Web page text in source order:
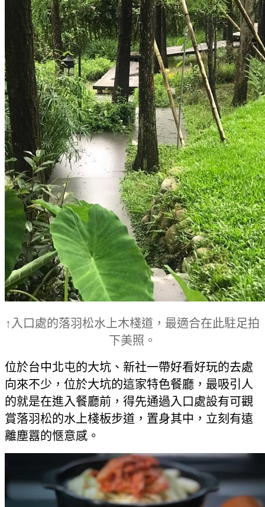
↑入口處的落羽松水上木棧道，最適合在此駐足拍
下美照。
位於台中北屯的大坑、新社一帶好看好玩的去處
向來不少，位於大坑的這家特色餐廳，最吸引人
的就是在進入餐廳前，得先通過入口處設有可觀
賞落羽松的水上棧板步道，置身其中，立刻有遠
離塵囂的愜意感。